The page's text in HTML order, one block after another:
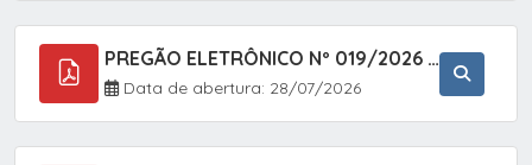
PREGÃO ELETRÔNICO Nº 019/2026 - CONTRATAÇÃO DE EMPRESA ESPECIALIZADA PARA A PRESTAÇÃO DE SERVIÇOS VETERINÁRIOS CLÍNICOS E CIRÚRGICOS, COM FOCO EM AÇÕES DE SAÚDE PÚBLICA, BEM-ESTAR ANIMAL E CONTROLE POPULACIONAL ÉTICO DE CÃES E GATOS, EM ATENDIMENTO À
Data de abertura: 28/07/2026